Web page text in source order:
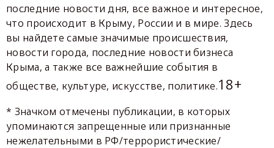
последние новости дня, все важное и интересное,
что происходит в Крыму, России и в мире. Здесь
вы найдете самые значимые происшествия,
новости города, последние новости бизнеса
Крыма, а также все важнейшие события в
обществе, культуре, искусстве, политике.18+
* Значком отмечены публикации, в которых
упоминаются запрещенные или признанные
нежелательными в РФ/террористические/